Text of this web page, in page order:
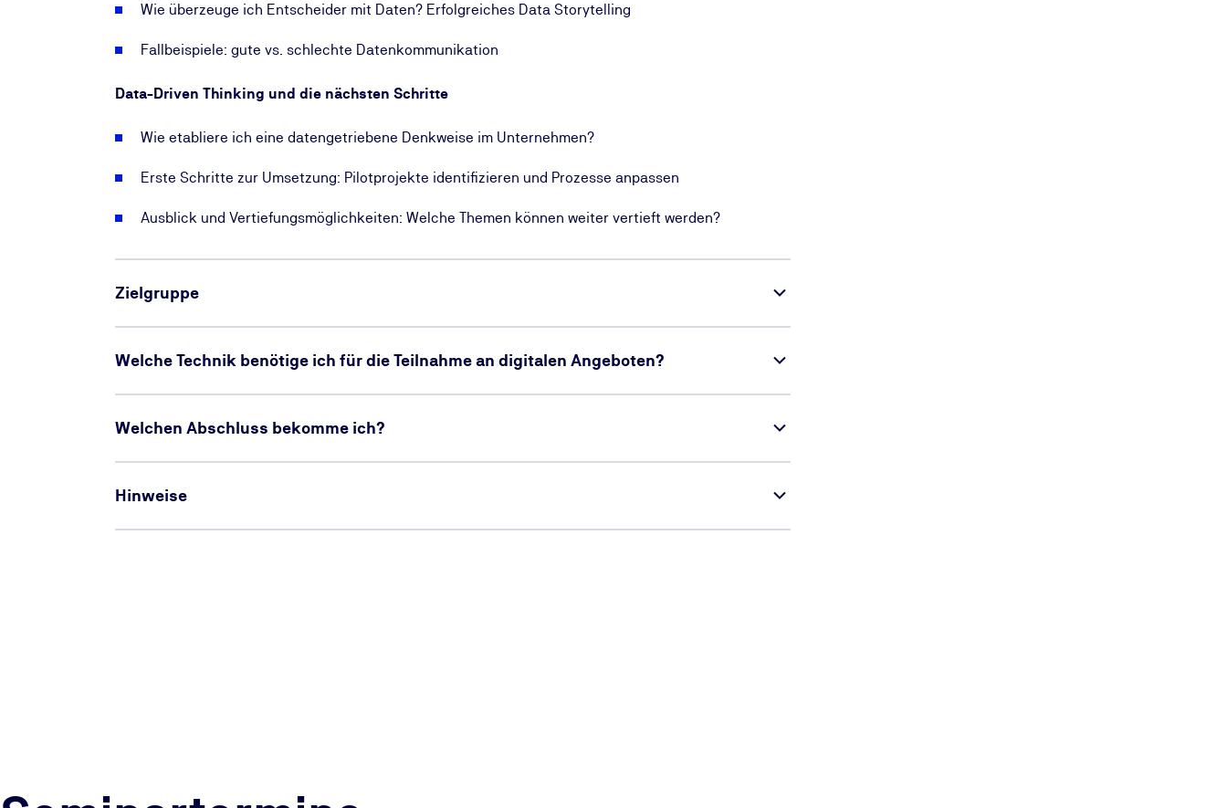
Wie überzeuge ich Entscheider mit Daten? Erfolgreiches Data Storytelling
Fallbeispiele: gute vs. schlechte Datenkommunikation
Data-Driven Thinking und die nächsten Schritte
Wie etabliere ich eine datengetriebene Denkweise im Unternehmen?
Erste Schritte zur Umsetzung: Pilotprojekte identifizieren und Prozesse anpassen
Ausblick und Vertiefungsmöglichkeiten: Welche Themen können weiter vertieft werden?
Zielgruppe
Welche Technik benötige ich für die Teilnahme an digitalen Angeboten?
Welchen Abschluss bekomme ich?
Hinweise